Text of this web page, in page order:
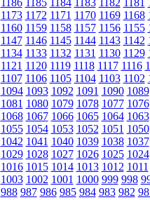
1186 1185 1184 1183 1182 1181
1173 1172 1171 1170 1169 1168
1160 1159 1158 1157 1156 1155
1147 1146 1145 1144 1143 1142
1134 1133 1132 1131 1130 1129
1121 1120 1119 1118 1117 1116
1107 1106 1105 1104 1103 1102
1094 1093 1092 1091 1090 1089
1081 1080 1079 1078 1077 1076
1068 1067 1066 1065 1064 1063
1055 1054 1053 1052 1051 1050
1042 1041 1040 1039 1038 1037
1029 1028 1027 1026 1025 1024
1016 1015 1014 1013 1012 1011
1003 1002 1001 1000 999 998
988 987 986 985 984 983 982